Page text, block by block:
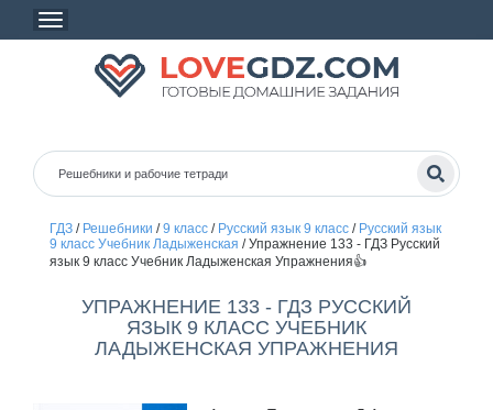
ГДЗ/ Решебники /9 класс/ Русский язык 9 класс/ Русский язык
9 класс Учебник Ладыженская /Упражнение 133 - ГДЗ Русский
язык 9 класс Учебник Ладыженская Упражнения👍
УПРАЖНЕНИЕ 133 - ГДЗ РУССКИЙ
ЯЗЫК 9 КЛАСС УЧЕБНИК
ЛАДЫЖЕНСКАЯ УПРАЖНЕНИЯ